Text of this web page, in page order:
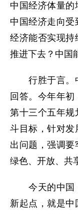
中国经济体量的
中国经济走向受
经济能否实现持
推进下去？中国
行胜于言。中
回答。今年年
第十三个五年规
斗目标，针对发
出问题，强调要
绿色、开放、共
今天的中国，
新起点，就是